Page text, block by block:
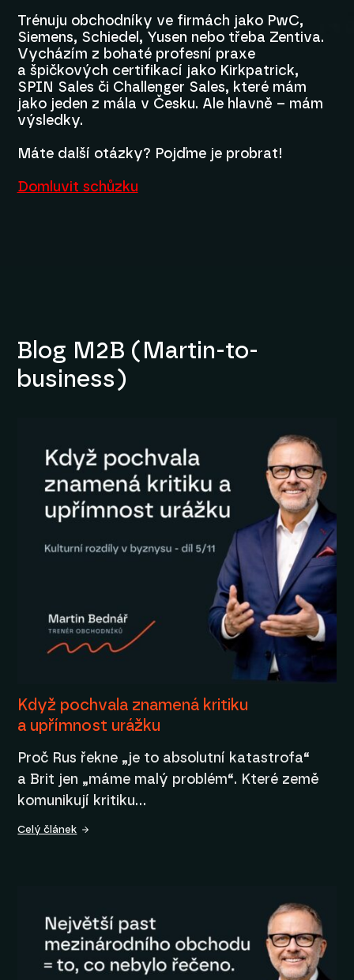
Trénuju obchodníky ve firmách jako PwC,
Siemens, Schiedel, Yusen nebo třeba Zentiva.
Vycházím z bohaté profesní praxe
a špičkových certifikací jako Kirkpatrick,
SPIN Sales či Challenger Sales, které mám
jako jeden z mála v Česku. Ale hlavně – mám
výsledky.
Máte další otázky? Pojďme je probrat!
Domluvit schůzku
Blog M2B (Martin-to-
business)
Když pochvala znamená kritiku
a upřímnost urážku
Proč Rus řekne „je to absolutní katastrofa“
a Brit jen „máme malý problém“. Které země
komunikují kritiku…
Celý článek